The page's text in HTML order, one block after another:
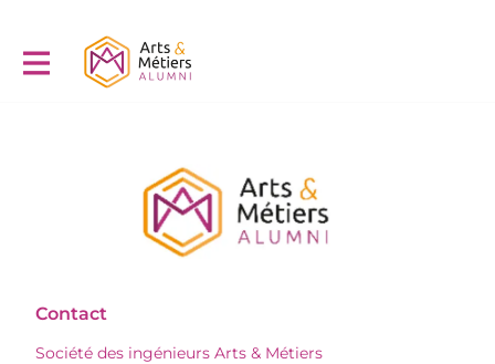
Contact
Société des ingénieurs Arts & Métiers